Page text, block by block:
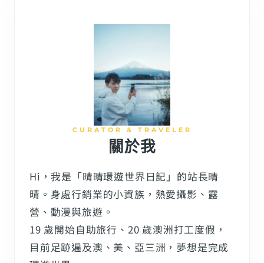
CURATOR & TRAVELER
關於我
Hi，我是「晴晴環遊世界日記」的站長晴
晴。身處行銷業的小資族，熱愛攝影、露
營、動漫與旅遊。
19 歲開始自助旅行、20 歲澳洲打工度假，
目前足跡遍及澳、美、亞三洲，夢想是完成